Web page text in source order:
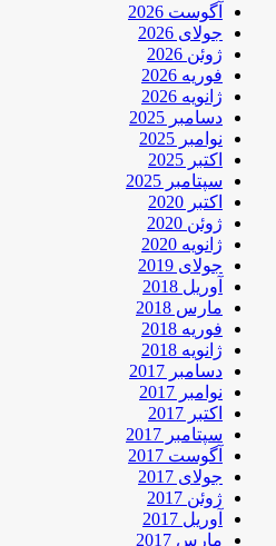
آگوست 2026
جولای 2026
ژوئن 2026
فوریه 2026
ژانویه 2026
دسامبر 2025
نوامبر 2025
اکتبر 2025
سپتامبر 2025
اکتبر 2020
ژوئن 2020
ژانویه 2020
جولای 2019
آوریل 2018
مارس 2018
فوریه 2018
ژانویه 2018
دسامبر 2017
نوامبر 2017
اکتبر 2017
سپتامبر 2017
آگوست 2017
جولای 2017
ژوئن 2017
آوریل 2017
مارس 2017